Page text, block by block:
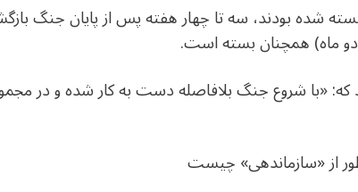
که با شروع جنگ ۱۲ روزه (۲۳ خرداد -۱۳ جون) بسته شده بودند، سه تا چهار هفته پس از
دو ماه) همچنان بسته است.
از «سازماندهی» چیست